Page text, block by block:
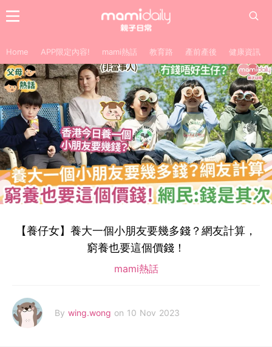
Home APP限定內容! mami熱話 教育路 產前產後 健康資訊
【養仔女】養大一個小朋友要幾多錢？網友計算，
窮養也要這個價錢！
mami熱話
By wing.wong on 10 Nov 2023